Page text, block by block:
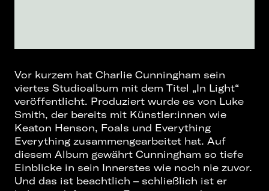
Vor kurzem hat Charlie Cunningham sein
viertes Studioalbum mit dem Titel „In Light“
veröffentlicht. Produziert wurde es von Luke
Smith, der bereits mit Künstler:innen wie
Keaton Henson, Foals und Everything
Everything zusammengearbeitet hat. Auf
diesem Album gewährt Cunningham so tiefe
Einblicke in sein Innerstes wie noch nie zuvor.
Und das ist beachtlich – schließlich ist er